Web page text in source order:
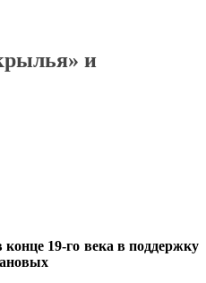
и
19-го века в поддержку